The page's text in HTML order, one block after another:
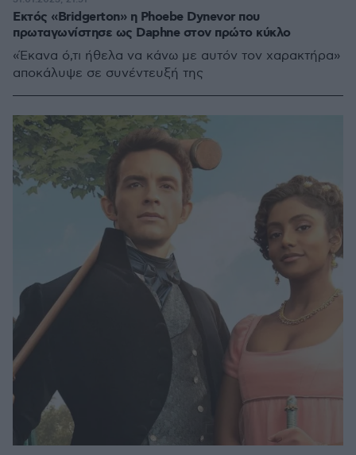
Εκτός «Bridgerton» η Phoebe Dynevor που
πρωταγωνίστησε ως Daphne στον πρώτο κύκλο
«Έκανα ό,τι ήθελα να κάνω με αυτόν τον χαρακτήρα»
αποκάλυψε σε συνέντευξή της